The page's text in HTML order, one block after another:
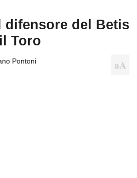
difensore del Betis
Toro
Pontoni